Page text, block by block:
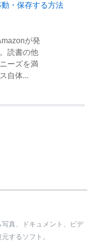
・保存する方法
が発
読書の他
ーズを満
自体...
真、ドキュメント、ビデ
するソフト。